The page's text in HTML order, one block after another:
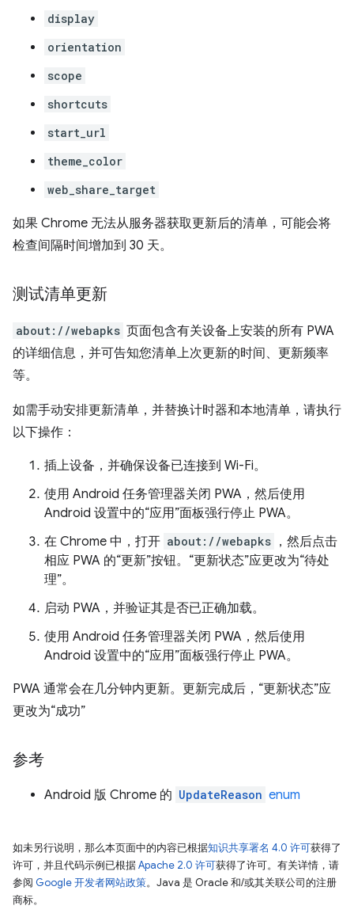
display
orientation
scope
shortcuts
start_url
theme_color
web_share_target
如果 Chrome 无法从服务器获取更新后的清单，可能会将
检查间隔时间增加到 30 天。
测试清单更新
about://webapks 页面包含有关设备上安装的所有 PWA
的详细信息，并可告知您清单上次更新的时间、更新频率
等。
如需手动安排更新清单，并替换计时器和本地清单，请执行
以下操作：
插上设备，并确保设备已连接到 Wi-Fi。
使用 Android 任务管理器关闭 PWA，然后使用
Android 设置中的“应用”面板强行停止 PWA。
在 Chrome 中，打开 about://webapks ，然后点击
相应 PWA 的“更新”按钮。“更新状态”应更改为“待处
理”。
启动 PWA，并验证其是否已正确加载。
使用 Android 任务管理器关闭 PWA，然后使用
Android 设置中的“应用”面板强行停止 PWA。
PWA 通常会在几分钟内更新。更新完成后，“更新状态”应
更改为“成功”
参考
Android 版 Chrome 的 UpdateReason enum
如未另行说明，那么本页面中的内容已根据知识共享署名 4.0 许可获得了
许可，并且代码示例已根据Apache 2.0 许可获得了许可。有关详情，请
参阅 Google 开发者网站政策。Java 是 Oracle 和/或其关联公司的注册
商标。